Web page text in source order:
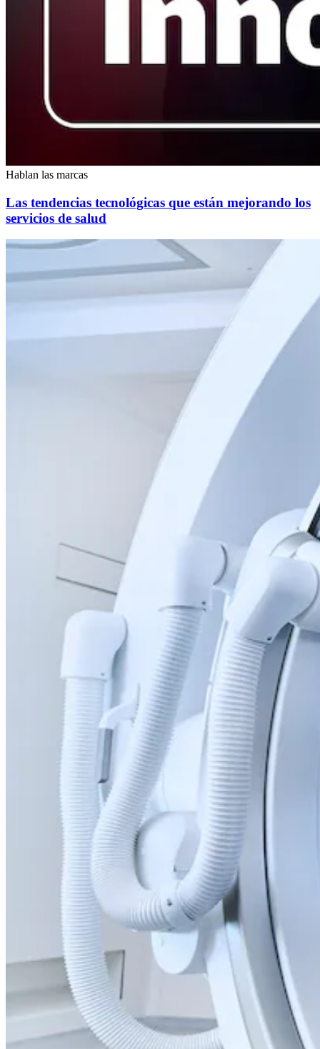
Hablan las marcas
Las tendencias tecnológicas que están mejorando los
servicios de salud